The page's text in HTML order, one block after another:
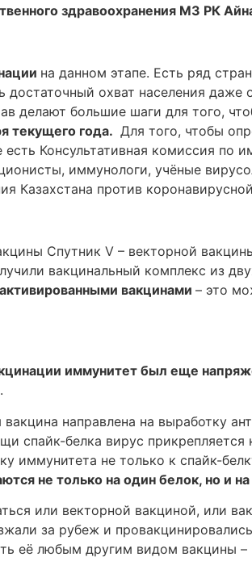
здравоохранения МЗ РК
на данном этапе. Есть ряд
достаточный охват населения
делают большие шаги для того,
текущего года. Для того, чтобы
Консультативная комиссия по
иммунологи, учёные
Казахстана против
Спутник V – векторной
вакцинальный комплекс из
вакцинами – это
иммунитет был еще
направлена на выработку
спайк-белка вирус прикрепляется
иммунитета не только к спайк-
не только на один белок, но и
или векторной вакциной, или
за рубеж и
её любым другим видом вакцины –